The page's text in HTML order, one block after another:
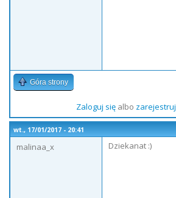
Góra strony
Zaloguj sięalbo zarejestruj
wt., 17/01/2017 - 20:41
malinaa_x
Dziekanat :)